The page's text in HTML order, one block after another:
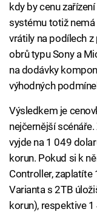
kdy by cenu
systému totiž nemá
vrátily na podílech
obrů typu Sony a
na dodávky
výhodných
Výsledkem je
nejčernější
vyjde na 1 049
korun. Pokud si k
Controller,
Varianta s 2TB
korun), respektive